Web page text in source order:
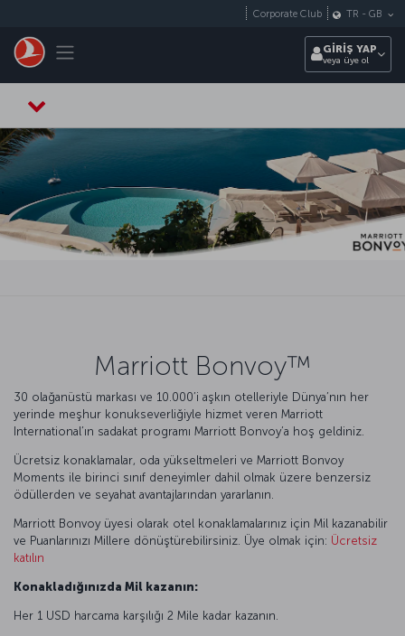
Toggle navigation
Corporate Club TR - GB
GİRİŞ YAP
veya üye ol
Marriott Bonvoy™
30 olağanüstü markası ve 10.000’i aşkın otelleriyle Dünya’nın her
yerinde meşhur konukseverliğiyle hizmet veren Marriott
International’ın sadakat programı Marriott Bonvoy’a hoş geldiniz.
Ücretsiz konaklamalar, oda yükseltmeleri ve Marriott Bonvoy
Moments ile birinci sınıf deneyimler dahil olmak üzere benzersiz
ödüllerden ve seyahat avantajlarından yararlanın.
Marriott Bonvoy üyesi olarak otel konaklamalarınız için Mil kazanabilir
ve Puanlarınızı Millere dönüştürebilirsiniz. Üye olmak için: Ücretsiz
katılın
Konakladığınızda Mil kazanın:
Her 1 USD harcama karşılığı 2 Mile kadar kazanın.